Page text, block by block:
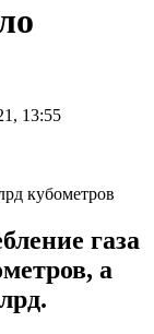
13:55
кубометров
газа
а